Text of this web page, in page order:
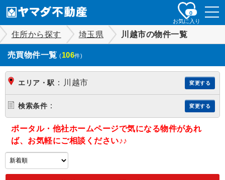
お気に入り
0
住所から探す 埼玉県 川越市の物件一覧
売買物件一覧 (106件)
エリア・駅 ： 川越市 変更する
検索条件 ： 変更する
ポータル・他社ホームページで気になる物件があれ
ば、お気軽にご相談ください♪♪